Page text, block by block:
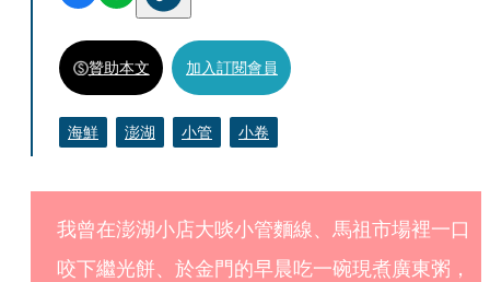
贊助本文 加入訂閱會員
海鮮 澎湖 小管 小卷
我曾在澎湖小店大啖小管麵線、馬祖市場裡一口
咬下繼光餅、於金門的早晨吃一碗現煮廣東粥，